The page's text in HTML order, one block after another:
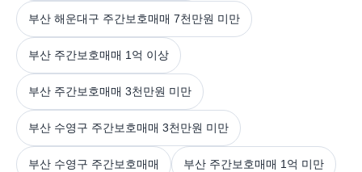
부산 해운대구 주간보호매매 7천만원 미만
부산 주간보호매매 1억 이상
부산 주간보호매매 3천만원 미만
부산 수영구 주간보호매매 3천만원 미만
부산 수영구 주간보호매매 부산 주간보호매매 1억 미만